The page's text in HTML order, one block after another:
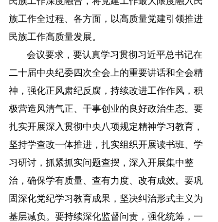
族工作全过程、各方面 ，以高质量党建引领推进
民族工作高质量发展。
会议要求 ，要认真学习贯彻习近平总书记在
二十届中央纪委四次全会上的重要讲话和全会精
神， 强化正风肃纪反腐， 持续改进工作作风，积
极营造风清气正、干事创业的良好政治生态。 要
扎实开展深入贯彻中央八项规定精神学习教育，
坚持学查改一体推进，扎实组织开展读书班、学
习研讨，抓紧抓实问题查摆，深入开展集中整
治，确保学有质量、查有力度、改有成效。要巩
固深化党纪学习教育成果， 坚决纠治形式主义为
基层减负。 要持续深化监督问责，强化统筹，一